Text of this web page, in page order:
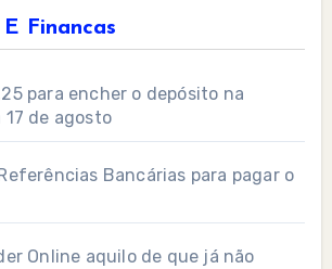
Financas
para encher o depósito na
17 de agosto
Bancárias para pagar o
Online aquilo de que já não